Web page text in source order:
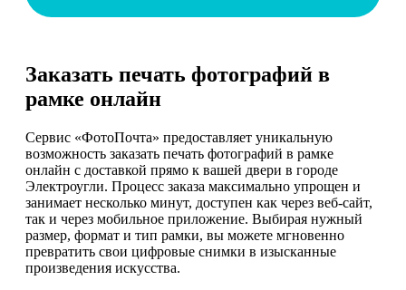
Заказать печать фотографий в
рамке онлайн
Сервис «ФотоПочта» предоставляет уникальную
возможность заказать печать фотографий в рамке
онлайн с доставкой прямо к вашей двери в городе
Электроугли. Процесс заказа максимально упрощен и
занимает несколько минут, доступен как через веб-сайт,
так и через мобильное приложение. Выбирая нужный
размер, формат и тип рамки, вы можете мгновенно
превратить свои цифровые снимки в изысканные
произведения искусства.